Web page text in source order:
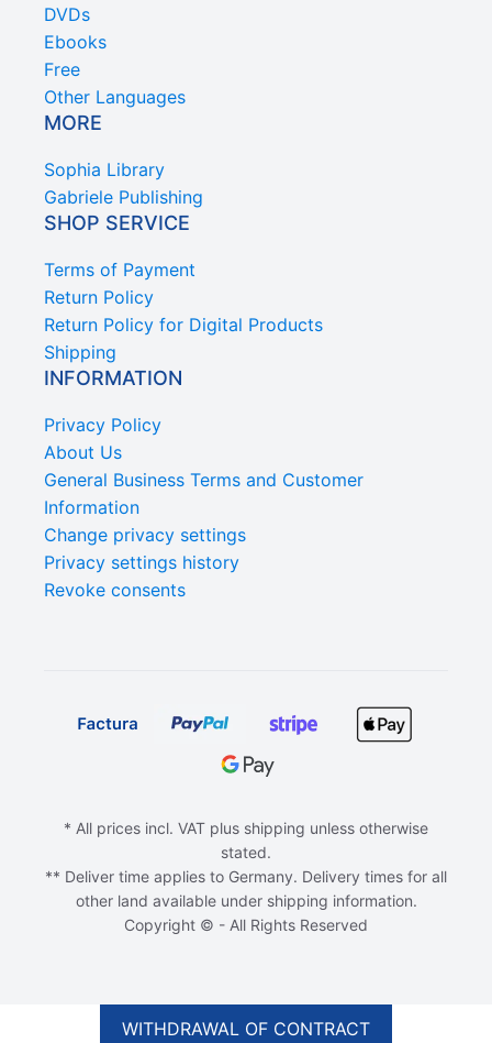
DVDs
Ebooks
Free
Other Languages
MORE
Sophia Library
Gabriele Publishing
SHOP SERVICE
Terms of Payment
Return Policy
Return Policy for Digital Products
Shipping
INFORMATION
Privacy Policy
About Us
General Business Terms and Customer
Information
Change privacy settings
Privacy settings history
Revoke consents
* All prices incl. VAT plus shipping unless otherwise
stated.
** Deliver time applies to Germany. Delivery times for all
other land available under shipping information.
Copyright © - All Rights Reserved
€16,00 ADD TO CART
WITHDRAWAL OF CONTRACT